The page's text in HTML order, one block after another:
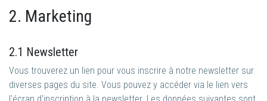
2. Marketing
2.1 Newsletter
Vous trouverez un lien pour vous inscrire à notre newsletter sur
diverses pages du site. Vous pouvez y accéder via le lien vers